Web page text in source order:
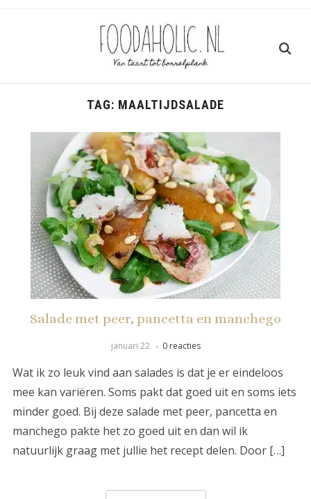
TAG: MAALTIJDSALADE
Salade met peer, pancetta en manchego
januari 22 0 reacties
Wat ik zo leuk vind aan salades is dat je er eindeloos
mee kan variëren. Soms pakt dat goed uit en soms iets
minder goed. Bij deze salade met peer, pancetta en
manchego pakte het zo goed uit en dan wil ik
natuurlijk graag met jullie het recept delen. Door […]